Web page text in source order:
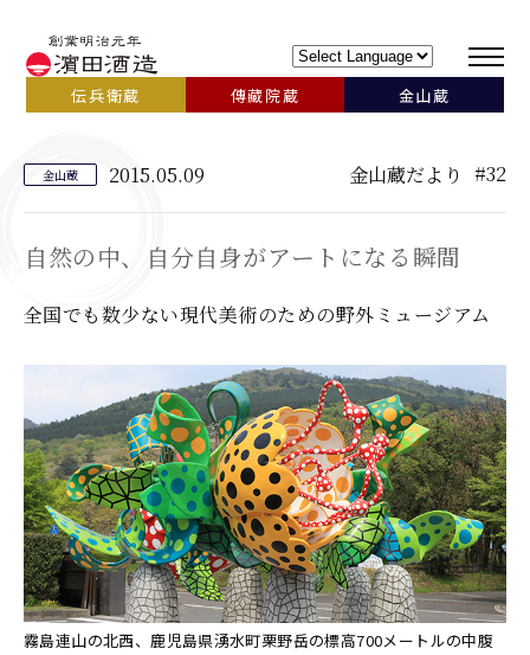
伝兵衛蔵 傳藏院蔵 金山蔵
金山蔵 2015.05.09 金山蔵だより #32
自然の中、自分自身がアートになる瞬間
全国でも数少ない現代美術のための野外ミュージアム
霧島連山の北西、鹿児島県湧水町栗野岳の標高700メートルの中腹